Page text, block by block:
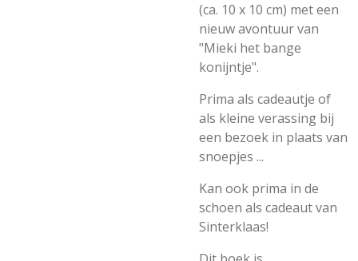
(ca. 10 x 10 cm) met een
nieuw avontuur van
"Mieki het bange
konijntje".
Prima als cadeautje of
als kleine verassing bij
een bezoek in plaats van
snoepjes ...
Kan ook prima in de
schoen als cadeaut van
Sinterklaas!